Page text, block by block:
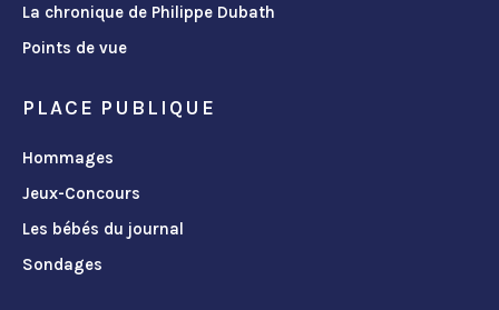
La chronique de Philippe Dubath
Points de vue
PLACE PUBLIQUE
Hommages
Jeux-Concours
Les bébés du journal
Sondages